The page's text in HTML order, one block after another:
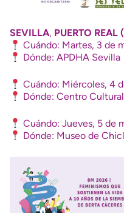
SEVILLA, PUERTO
Cuándo: Martes, 3 de
Dónde: APDHA Sevilla
Cuándo: Miércoles, 4
Dónde: Centro
Cuándo: Jueves, 5 de
Dónde: Museo de